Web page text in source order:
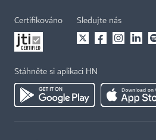
Certifikováno Sledujte nás
Stáhněte si aplikaci HN